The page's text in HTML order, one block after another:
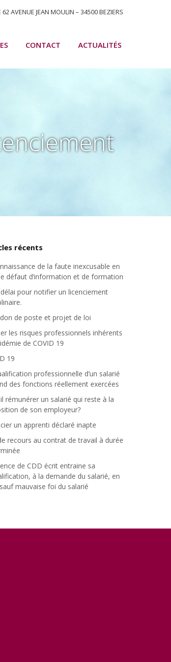
62 AVENUE JEAN MOULIN – 34500 BEZIERS
CONTACT ACTUALITÉS
récents
de la faute inexcusable en
défaut d’information et de formation
pour notifier un licenciement
de poste et projet de loi
les risques professionnels inhérents
de COVID 19
19
professionnelle d’un salarié
des fonctions réellement exercées
rémunérer un salarié qui reste à la
de son employeur?
un apprenti déclaré inapte
recours au contrat de travail à durée
de CDD écrit entraine sa
à la demande du salarié, en
mauvaise foi du salarié